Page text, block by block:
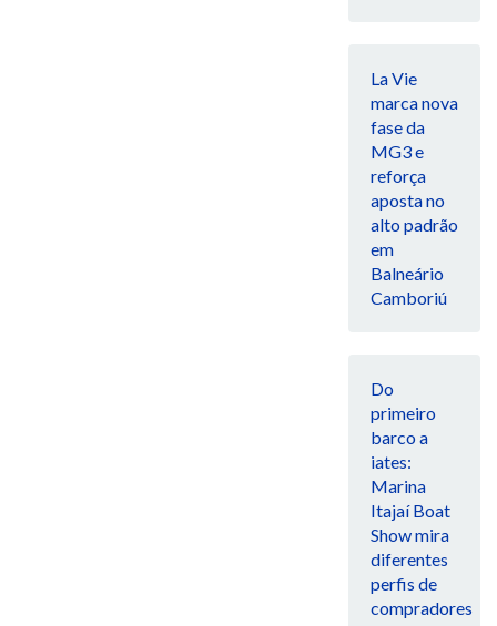
La Vie
marca nova
fase da
MG3 e
reforça
aposta no
alto padrão
em
Balneário
Camboriú
Do
primeiro
barco a
iates:
Marina
Itajaí Boat
Show mira
diferentes
perfis de
compradores